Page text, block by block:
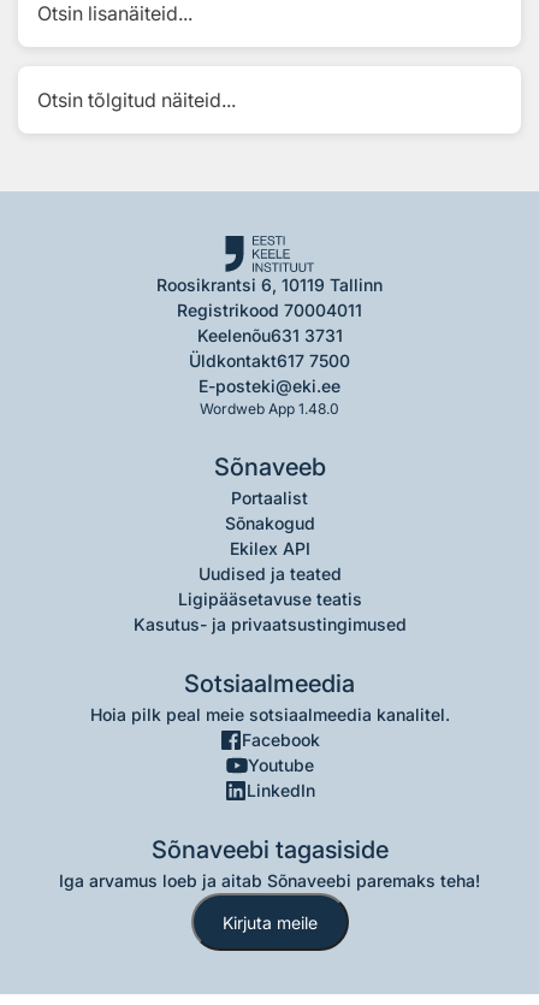
Otsin lisanäiteid...
Otsin tõlgitud näiteid...
Roosikrantsi 6, 10119 Tallinn
Registrikood 70004011
Keelenõu631 3731
Üldkontakt617 7500
E-posteki@eki.ee
Wordweb App 1.48.0
Sõnaveeb
Portaalist
Sõnakogud
Ekilex API
Uudised ja teated
Ligipääsetavuse teatis
Kasutus- ja privaatsustingimused
Sotsiaalmeedia
Hoia pilk peal meie sotsiaalmeedia kanalitel.
Facebook
Youtube
LinkedIn
Sõnaveebi tagasiside
Iga arvamus loeb ja aitab Sõnaveebi paremaks teha!
Kirjuta meile